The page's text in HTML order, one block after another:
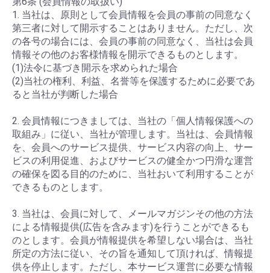
1. 当社は、原則として会員情報を会員の事前の同意なく
第三者に対して開示することはありません。ただし、次
の各号の場合には、会員の事前の同意なく、当社は会員
情報その他のお客様情報を開示できるものとします。
(1)法令に基づき開示を求められた場合
(2)当社の権利、利益、名誉等を保護するために必要であ
ると当社が判断した場合
2. 会員情報につきましては、当社の「個人情報保護への
取組み」に従い、当社が管理します。当社は、会員情報
を、会員へのサービス提供、サービス内容の向上、サー
ビスの利用促進、およびサービスの健全かつ円滑な運営
の確保を図る目的のために、当社おいて利用することが
できるものとします。
3. 当社は、会員に対して、メールマガジンその他の方法
による情報提供(広告を含みます)を行うことができるも
のとします。会員が情報提供を希望しない場合は、当社
所定の方法に従い、その旨を通知して頂ければ、情報提
供を停止します。ただし、本サービス運営に必要な情報